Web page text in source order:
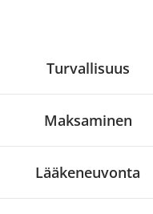
Turvallisuus
Maksaminen
Lääkeneuvonta